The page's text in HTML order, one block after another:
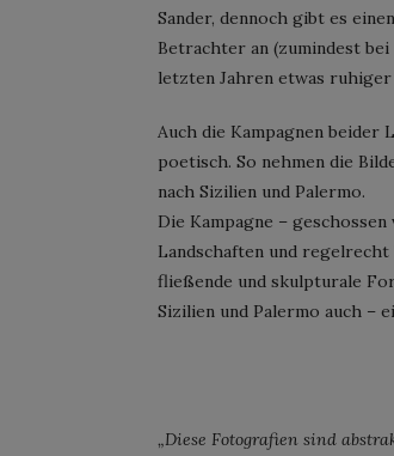
Sander, dennoch gibt es
Betrachter an (zumindest
letzten Jahren etwas ruhiger
Auch die Kampagnen beider
poetisch. So nehmen die
nach Sizilien und Palermo.
Die Kampagne –
Landschaften und
fließende und skulpturale
Sizilien und Palermo auch –
„Diese Fotografien sind